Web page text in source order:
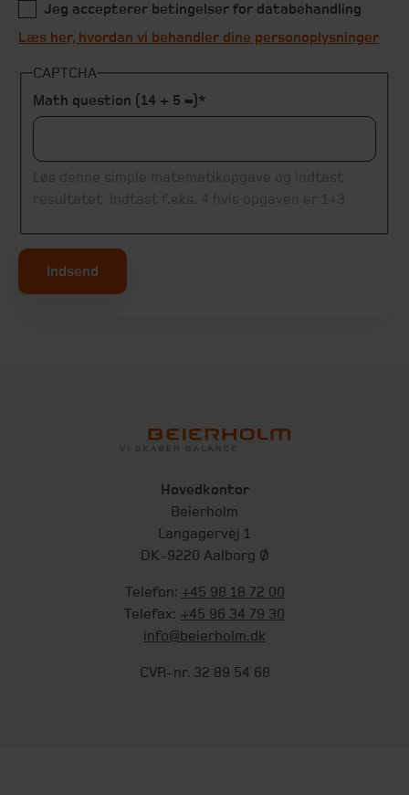
Jeg accepterer betingelser for databehandling
Læs her, hvordan vi behandler dine personoplysninger
CAPTCHA
Math question (14 + 5 =)
Løs denne simple matematikopgave og indtast
resultatet. Indtast f.eks. 4 hvis opgaven er 1+3.
Indsend
Hovedkontor
Beierholm
Langagervej 1
DK-9220 Aalborg Ø
Telefon: +45 98 18 72 00
Telefax: +45 96 34 79 30
info@beierholm.dk
CVR-nr. 32 89 54 68